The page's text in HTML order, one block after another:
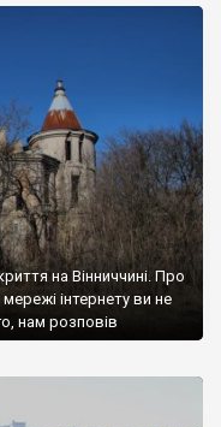
на Вінниччині. Про
інтернету ви не
нам розповів
вразив не лише